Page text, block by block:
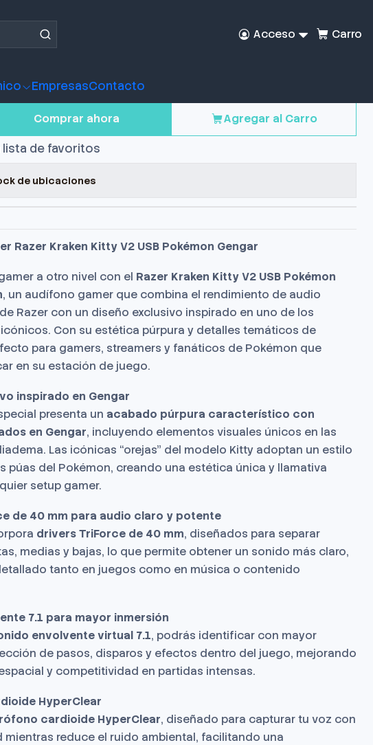
Acceso Carro
EmpresasContacto
Gamer Razer Kraken
USB Pokemon Gengar
Agregar al Carro
Comprar ahora
lista de favoritos
de ubicaciones
Razer Kraken Kitty V2 USB Pokémon Gengar
a otro nivel con el Razer Kraken Kitty V2 USB Pokémon
, un audífono gamer que combina el rendimiento de audio
Razer con un diseño exclusivo inspirado en uno de los
Con su estética púrpura y detalles temáticos de
para gamers, streamers y fanáticos de Pokémon que
en su estación de juego.
inspirado en Gengar
presenta un acabado púrpura característico con
en Gengar, incluyendo elementos visuales únicos en las
Las icónicas “orejas” del modelo Kitty adoptan un estilo
púas del Pokémon, creando una estética única y llamativa
setup gamer.
de 40 mm para audio claro y potente
drivers TriForce de 40 mm, diseñados para separar
medias y bajas, lo que permite obtener un sonido más claro,
tanto en juegos como en música o contenido
7.1 para mayor inmersión
envolvente virtual 7.1, podrás identificar con mayor
de pasos, disparos y efectos dentro del juego, mejorando
y competitividad en partidas intensas.
HyperClear
cardioide HyperClear, diseñado para capturar tu voz con
mientras reduce el ruido ambiental, facilitando una